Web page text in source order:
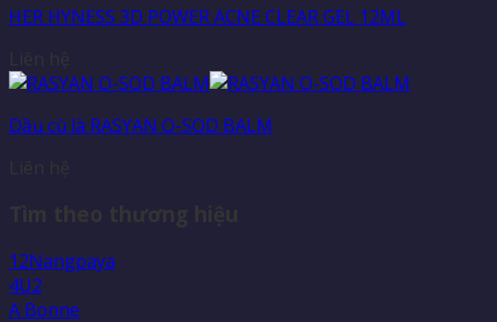
HER HYNESS 3D POWER ACNE CLEAR GEL 12ML
Dầu cù là RASYAN O-SOD BALM
12Nangpaya
4U2
A Bonne